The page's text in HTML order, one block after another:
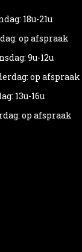
18u-21u
op afspraak
9u-12u
op afspraak
13u-16u
op afspraak